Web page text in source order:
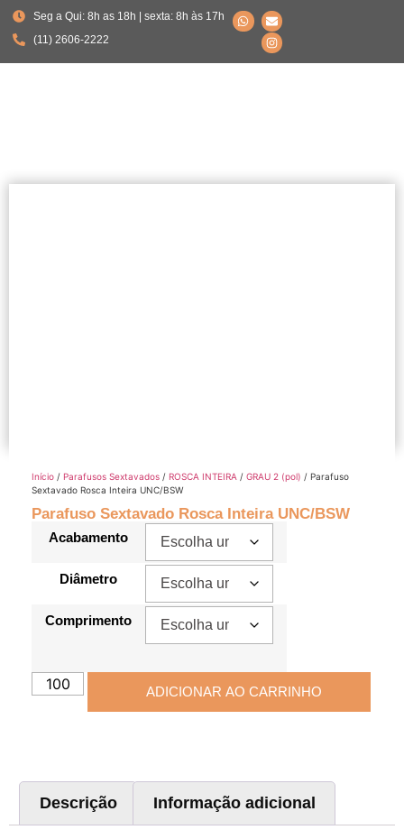
Seg a Qui: 8h as 18h | sexta: 8h às 17h
(11) 2606-2222
Início / Parafusos Sextavados / ROSCA INTEIRA / GRAU 2 (pol) / Parafuso
Sextavado Rosca Inteira UNC/BSW
Parafuso Sextavado Rosca Inteira UNC/BSW
Acabamento
Diâmetro
Comprimento
ADICIONAR AO CARRINHO
Descrição Informação adicional